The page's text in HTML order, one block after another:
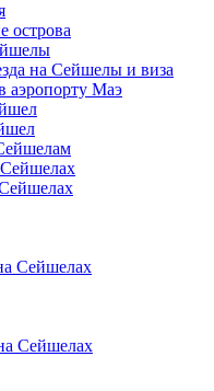
острова
на Сейшелы и виза
аэропорту Маэ
Сейшелах
Сейшелах